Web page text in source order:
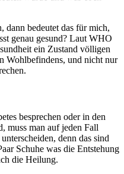
dann bedeutet das für mich,
genau gesund? Laut WHO
ein Zustand völligen
Wohlbefindens, und nicht nur
besprechen oder in den
muss man auf jeden Fall
denn das sind
Schuhe was die Entstehung
die Heilung.